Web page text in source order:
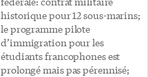
sexe […]
historique pour 12 sous-marins;
le programme pilote
d’immigration pour les
étudiants francophones est
prolongé mais pas pérennisé;